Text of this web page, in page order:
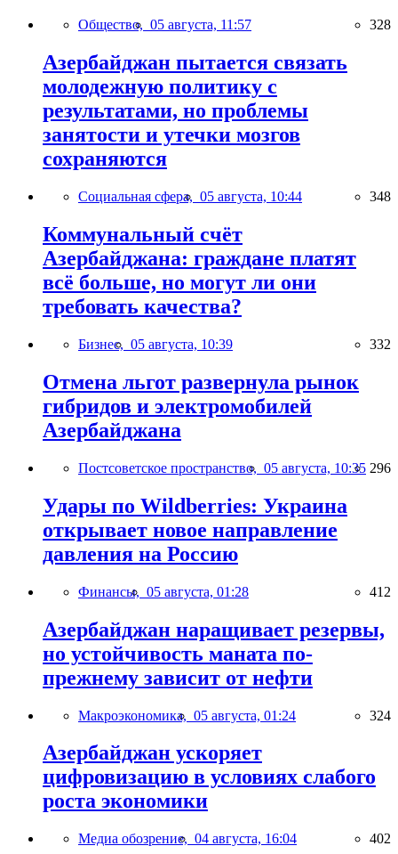
Общество, 05 августа, 11:57 328
Азербайджан пытается связать
молодежную политику с
результатами, но проблемы
занятости и утечки мозгов
сохраняются
Социальная сфера, 05 августа, 10:44 348
Коммунальный счёт
Азербайджана: граждане платят
всё больше, но могут ли они
требовать качества?
Бизнес, 05 августа, 10:39 332
Отмена льгот развернула рынок
гибридов и электромобилей
Азербайджана
Постсоветское пространство, 05 августа, 10:35 296
Удары по Wildberries: Украина
открывает новое направление
давления на Россию
Финансы, 05 августа, 01:28 412
Азербайджан наращивает резервы,
но устойчивость маната по-
прежнему зависит от нефти
Макроэкономика, 05 августа, 01:24 324
Азербайджан ускоряет
цифровизацию в условиях слабого
роста экономики
Медиа обозрение, 04 августа, 16:04 402